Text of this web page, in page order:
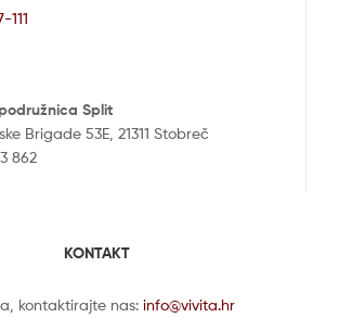
Split
Brigade 53E, 21311 Stobreč
862
KONTAKT
kontaktirajte nas: info@vivita.hr